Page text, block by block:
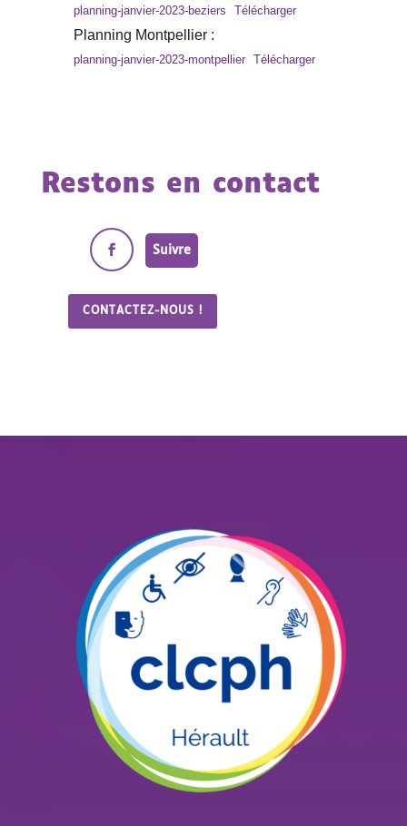
planning-janvier-2023-beziers Télécharger
Planning Montpellier :
planning-janvier-2023-montpellier Télécharger
Restons en contact
Suivre
CONTACTEZ-NOUS !